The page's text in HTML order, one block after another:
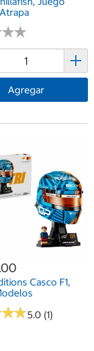
★★
★★
Agregar
Casco F1,
★★
★★5.0 (1)